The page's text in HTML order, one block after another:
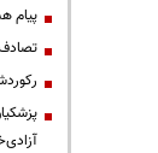
پیام
تصادف ۱۲ خودرو در محور یاسوج ـ